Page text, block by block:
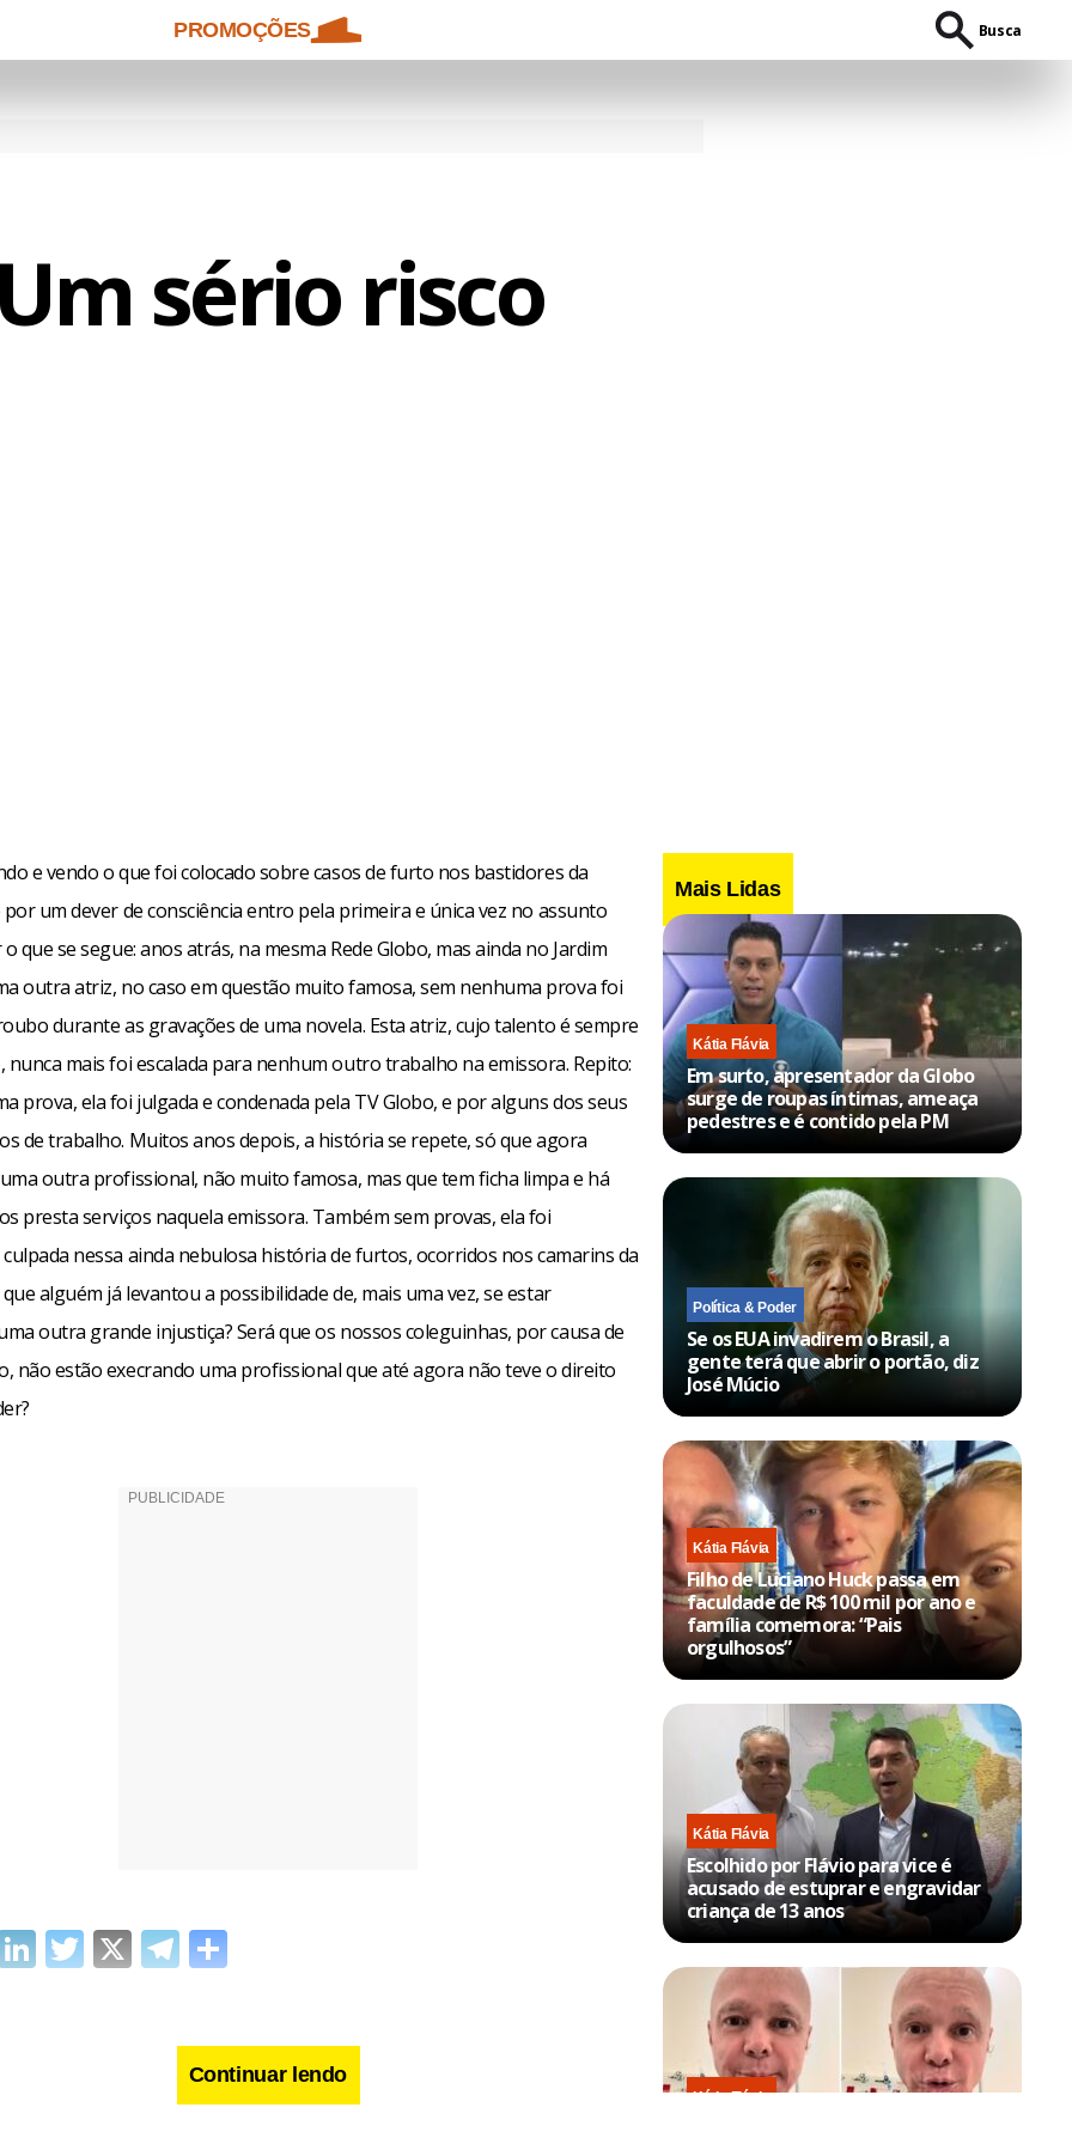
PROMOÇÕES Busca
sério risco
e vendo o que foi colocado sobre casos de furto nos bastidores da
por um dever de consciência entro pela primeira e única vez no assunto
que se segue: anos atrás, na mesma Rede Globo, mas ainda no Jardim
outra atriz, no caso em questão muito famosa, sem nenhuma prova foi
durante as gravações de uma novela. Esta atriz, cujo talento é sempre
nunca mais foi escalada para nenhum outro trabalho na emissora. Repito:
prova, ela foi julgada e condenada pela TV Globo, e por alguns dos seus
de trabalho. Muitos anos depois, a história se repete, só que agora
outra profissional, não muito famosa, mas que tem ficha limpa e há
presta serviços naquela emissora. Também sem provas, ela foi
nessa ainda nebulosa história de furtos, ocorridos nos camarins da
alguém já levantou a possibilidade de, mais uma vez, se estar
outra grande injustiça? Será que os nossos coleguinhas, por causa de
não estão execrando uma profissional que até agora não teve o direito
LinkedIn
Twitter
X Telegram
Continuar lendo
Mais Lidas
Kátia Flávia
Em surto, apresentador da Globo
surge de roupas íntimas, ameaça
pedestres e é contido pela PM
Política & Poder
Se os EUA invadirem o Brasil, a
gente terá que abrir o portão, diz
José Múcio
Kátia Flávia
Filho de Luciano Huck passa em
faculdade de R$ 100 mil por ano e
família comemora: “Pais
orgulhosos”
Kátia Flávia
Escolhido por Flávio para vice é
acusado de estuprar e engravidar
criança de 13 anos
Kátia Flávia